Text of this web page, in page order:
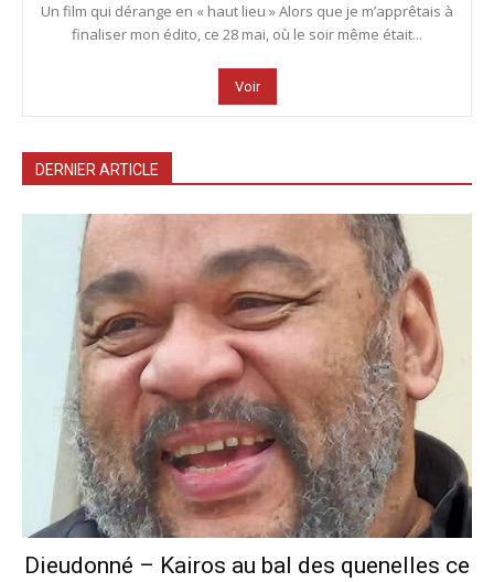
Un film qui dérange en « haut lieu » Alors que je m’apprêtais à
finaliser mon édito, ce 28 mai, où le soir même était...
Voir
DERNIER ARTICLE
Dieudonné – Kairos au bal des quenelles ce